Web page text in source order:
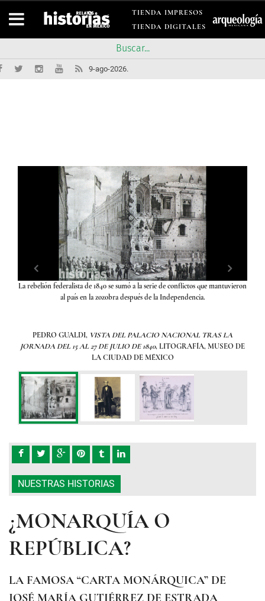
TIENDA IMPRESOS
TIENDA DIGITALES
9-ago-2026.
La rebelión federalista de 1840 se sumó a la serie de conflictos que mantuvieron
al país en la zozobra después de la Independencia.
PEDRO GUALDI, VISTA DEL PALACIO NACIONAL TRAS LA
JORNADA DEL 15 AL 27 DE JULIO DE 1840, LITOGRAFÍA, MUSEO DE
LA CIUDAD DE MÉXICO
NUESTRAS HISTORIAS
¿MONARQUÍA O
REPÚBLICA?
LA FAMOSA “CARTA MONÁRQUICA” DE
JOSÉ MARÍA GUTIÉRREZ DE ESTRADA